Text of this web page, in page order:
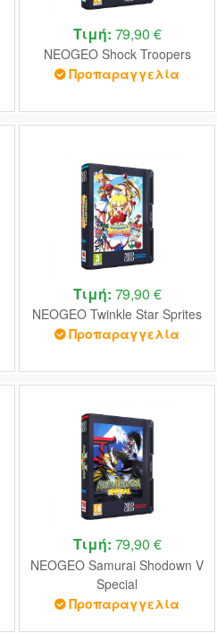
Τιμή: 79,90 €
NEOGEO Shock Troopers
Προπαραγγελία
Τιμή: 79,90 €
NEOGEO Twinkle Star Sprites
Προπαραγγελία
Τιμή: 79,90 €
NEOGEO Samurai Shodown V
Special
Προπαραγγελία